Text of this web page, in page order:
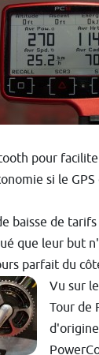
pour
si le
baisse de
que leur but
parfait du
Vu sur
Tour de